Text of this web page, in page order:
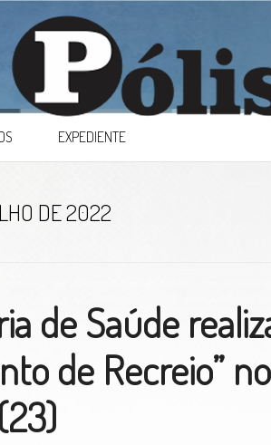
EXPEDIENTE
DE 2022
de Saúde
de Recreio”